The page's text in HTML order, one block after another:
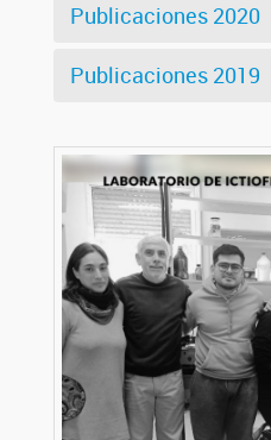
Publicaciones 2020
Publicaciones 2019